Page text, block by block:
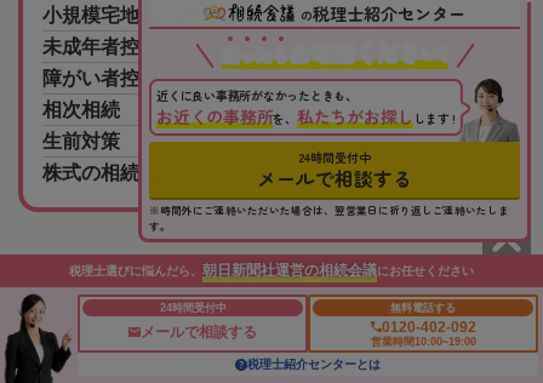
小規模宅地等特例
未成年者控除
障がい者控除
相次相続
生前対策
株式の相続税
税理士選びに悩んだら、 朝日新聞社運営の相続会議にお任せください
24時間受付中
メールで相談する
無料電話する
0120-402-092
営業時間10:00~19:00
税理士紹介センターとは
の税理士紹介センター
ったら
近くに良い事務所がなかったときも、
お近くの事務所を、 私たちがお探し します !
24時間受付中
メールで相談する
※時間外にご連絡いただいた場合は、翌営業日に折り返しご連絡いたしま
す。
朝日新聞社の関連サイト